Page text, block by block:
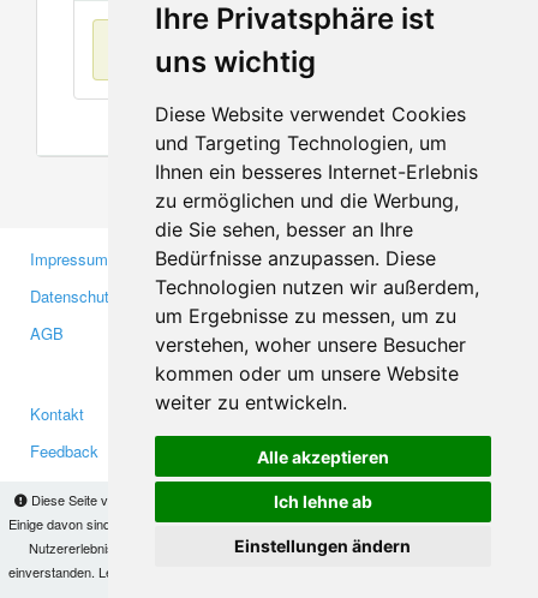
Ihre Privatsphäre ist
uns wichtig
Diese Website verwendet Cookies
und Targeting Technologien, um
Ihnen ein besseres Internet-Erlebnis
zu ermöglichen und die Werbung,
die Sie sehen, besser an Ihre
Bedürfnisse anzupassen. Diese
Technologien nutzen wir außerdem,
um Ergebnisse zu messen, um zu
verstehen, woher unsere Besucher
kommen oder um unsere Website
weiter zu entwickeln.
Alle akzeptieren
Ich lehne ab
Einstellungen ändern
Diese Seite verwendet Cookies, um Informationen auf Ihrem Computer zu speichern.
Einige davon sind notwendig, damit unsere Seite funktioniert, andere helfen uns dabei, das
Nutzererlebnis zu verbessern. Mit der Nutzung dieser Seite erklären Sie sich damit
einverstanden. Lesen Sie unsere
Keine Einträge
Impressum
Datenschutzerklärung
AGB
Gewerbetreibende
Investoren
Medien
Kontakt
Feedback
Facebook
Twitter
YouTube
Google+